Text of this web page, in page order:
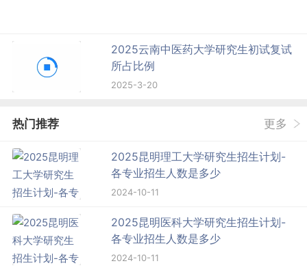
2025云南中医药大学研究生初试复试
所占比例
2025-3-20
热门推荐 更多
2025昆明理工大学研究生招生计划-
各专业招生人数是多少
2024-10-11
2025昆明医科大学研究生招生计划-
各专业招生人数是多少
2024-10-11